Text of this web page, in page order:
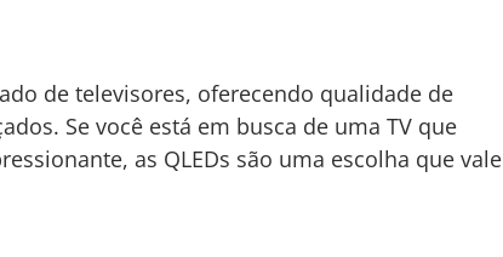
de televisores, oferecendo qualidade de
Se você está em busca de uma TV que
as QLEDs são uma escolha que vale